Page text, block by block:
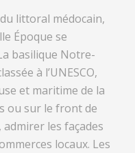
littoral médocain,
Époque se
basilique Notre-
à l’UNESCO,
et maritime de la
ou sur le front de
admirer les façades
locaux. Les